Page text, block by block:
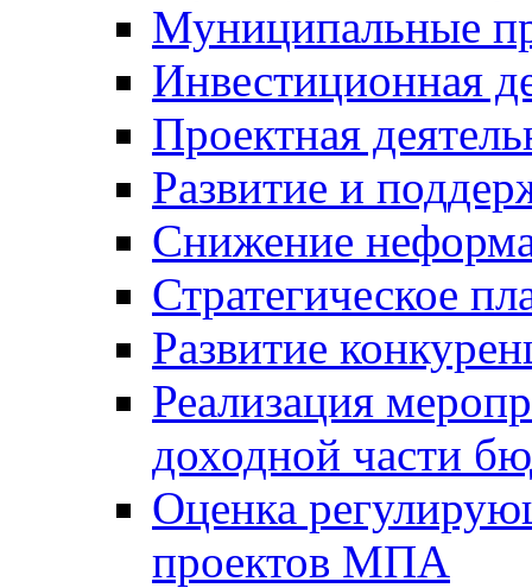
Муниципальные
Инвестиционная
Проектная
Развитие и
Снижение
Стратегическое
Развитие
Реализация
доходной части
Оценка
проектов МПА